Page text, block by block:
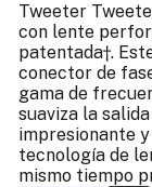
Tweeter
con lente
patentada†.
conector de
gama de
suaviza la
impresionante
tecnología de
mismo tiempo